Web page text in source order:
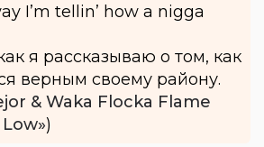
I’m tellin’ how a nigga
я рассказываю о том, как
верным своему району.
& Waka Flocka Flame
)